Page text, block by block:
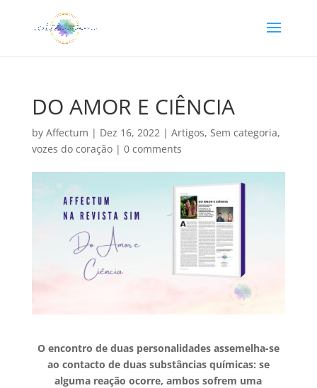
DO AMOR E CIÊNCIA
by Affectum | Dez 16, 2022| Artigos, Sem categoria,
vozes do coração| 0 comments
O encontro de duas personalidades assemelha-se
ao contacto de duas substâncias químicas: se
alguma reação ocorre, ambos sofrem uma